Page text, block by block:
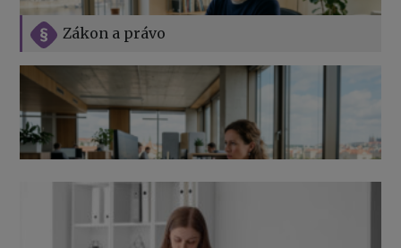
Zákon a právo
Jak na podnikání při rodičovské dovolené
Přehledy pro OSSZ a zdravotní pojišťovny – jak na ně
v roce 2026